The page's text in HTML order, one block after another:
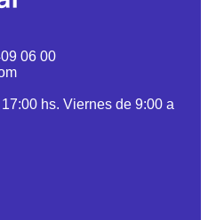
06 00
hs. Viernes de 9:00 a